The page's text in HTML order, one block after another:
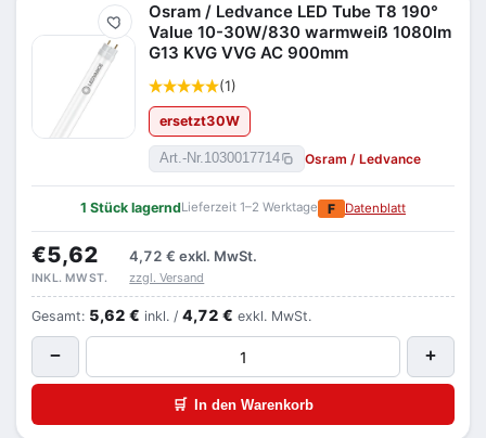
Merken
Osram / Ledvance LED Tube T8 190°
Value 10-30W/830 warmweiß 1080lm
G13 KVG VVG AC 900mm
(1)
ersetzt30W
Art.-Nr.1030017714 Osram / Ledvance
1 Stück lagerndLieferzeit 1–2 Werktage F Datenblatt
€5,62 4,72 € exkl. MwSt.
INKL. MWST. zzgl. Versand
Gesamt: 5,62 € inkl. / 4,72 € exkl. MwSt.
− +
🛒 In den Warenkorb